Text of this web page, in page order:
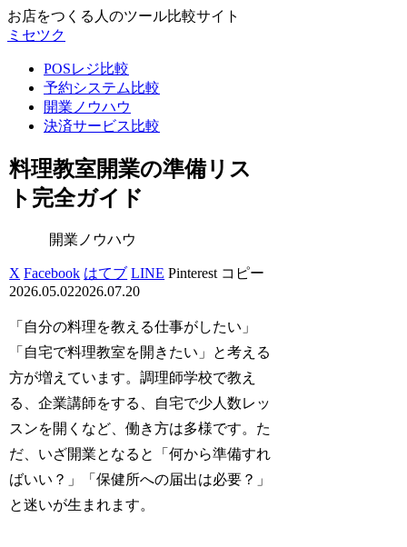
お店をつくる人のツール比較サイト
ミセツク
POSレジ比較
予約システム比較
開業ノウハウ
決済サービス比較
料理教室開業の準備リス
ト完全ガイド
開業ノウハウ
X Facebook はてブ LINE Pinterest コピー
2026.05.022026.07.20
「自分の料理を教える仕事がしたい」
「自宅で料理教室を開きたい」と考える
方が増えています。調理師学校で教え
る、企業講師をする、自宅で少人数レッ
スンを開くなど、働き方は多様です。た
だ、いざ開業となると「何から準備すれ
ばいい？」「保健所への届出は必要？」
と迷いが生まれます。